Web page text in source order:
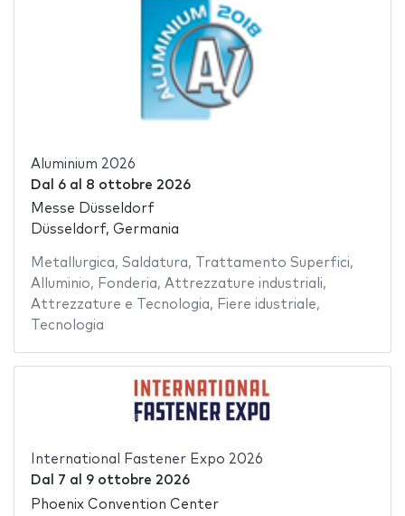
Aluminium 2026
Dal 6al 8 ottobre 2026
Messe Düsseldorf
Düsseldorf, Germania
Metallurgica, Saldatura, Trattamento Superfici,
Alluminio, Fonderia, Attrezzature industriali,
Attrezzature e Tecnologia, Fiere idustriale,
Tecnologia
International Fastener Expo 2026
Dal 7 al 9 ottobre 2026
Phoenix Convention Center